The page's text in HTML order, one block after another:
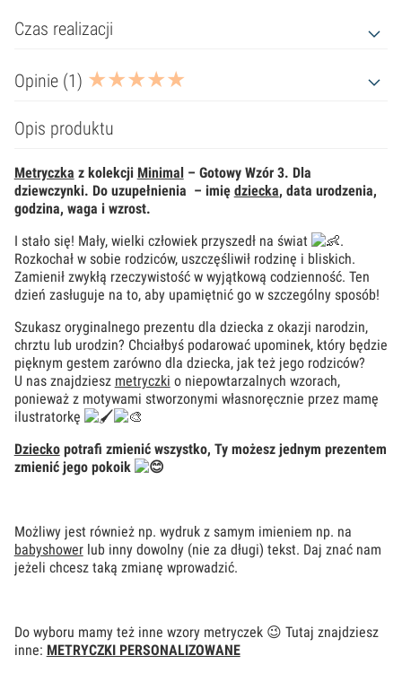
Czas realizacji
Opinie (1)
Opis produktu
Metryczka z kolekcji Minimal– Gotowy Wzór 3. Dla
dziewczynki. Do uzupełnienia – imię dziecka, data urodzenia,
godzina, waga i wzrost.
I stało się! Mały, wielki człowiek przyszedł na świat
.
Rozkochał w sobie rodziców, uszczęśliwił rodzinę i bliskich.
Zamienił zwykłą rzeczywistość w wyjątkową codzienność. Ten
dzień zasługuje na to, aby upamiętnić go w szczególny sposób!
Szukasz oryginalnego prezentu dla dziecka z okazji narodzin,
chrztu lub urodzin? Chciałbyś podarować upominek, który będzie
pięknym gestem zarówno dla dziecka, jak też jego rodziców?
U nas znajdziesz metryczki o niepowtarzalnych wzorach,
ponieważ z motywami stworzonymi własnoręcznie przez mamę
ilustratorkę
Dzieckopotrafi zmienić wszystko, Ty możesz jednym prezentem
zmienić jego pokoik
Możliwy jest również np. wydruk z samym imieniem np. na
babyshowerlub inny dowolny (nie za długi) tekst. Daj znać nam
jeżeli chcesz taką zmianę wprowadzić.
Do wyboru mamy też inne wzory metryczek 😉 Tutaj znajdziesz
inne: METRYCZKI PERSONALIZOWANE